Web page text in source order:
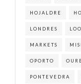
HOJALDRE
LONDRES
MARKETS
OPORTO
PONTEVEDRA